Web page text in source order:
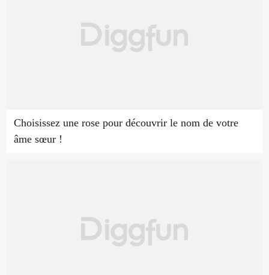
Choisissez une rose pour découvrir le nom de votre
âme sœur !